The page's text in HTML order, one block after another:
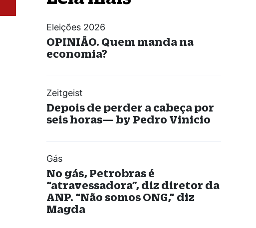
Eleições 2026
OPINIÃO. Quem manda na
economia?
Zeitgeist
Depois de perder a cabeça por
seis horas— by Pedro Vinicio
Gás
No gás, Petrobras é
“atravessadora”, diz diretor da
ANP. “Não somos ONG,” diz
Magda